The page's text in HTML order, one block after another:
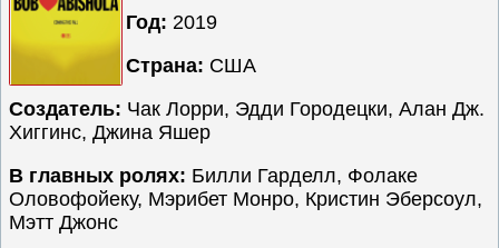
Мюзиклы
Приключения
Русские
фильмы
Семейные
Сериалы
Спорт
Триллеры
Год: 2019
Страна: США
Создатель: Чак Лорри, Эдди Городецки, Алан Дж.
Хиггинс, Джина Яшер
В главных ролях: Билли Гарделл, Фолаке
Оловофойеку, Мэрибет Монро, Кристин Эберсоул,
Мэтт Джонс